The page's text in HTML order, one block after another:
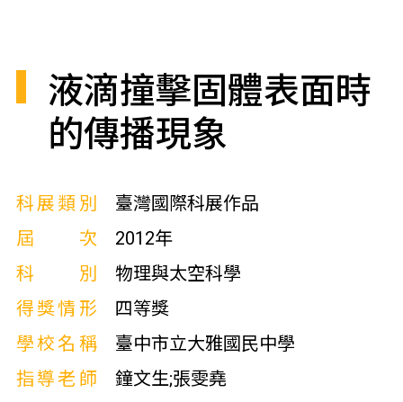
液滴撞擊固體表面時
的傳播現象
科展類別
臺灣國際科展作品
屆次
2012年
科別
物理與太空科學
得獎情形
四等獎
學校名稱
臺中市立大雅國民中學
指導老師
鐘文生;張雯堯